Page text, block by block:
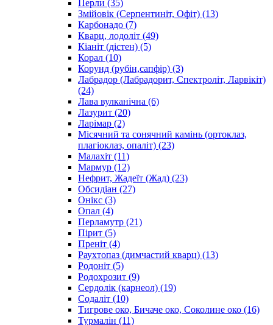
Перли (35)
Змійовік (Серпентиніт, Офіт) (13)
Карбонадо (7)
Кварц, лодоліт (49)
Кіаніт (дістен) (5)
Корал (10)
Корунд (рубін,сапфір) (3)
Лабрадор (Лабрадорит, Спектроліт, Ларвікіт)
(24)
Лава вулканічна (6)
Лазурит (20)
Ларімар (2)
Місячний та сонячний камінь (ортоклаз,
плагіоклаз, опаліт) (23)
Малахіт (11)
Мармур (12)
Нефрит, Жадеїт (Жад) (23)
Обсидіан (27)
Онікс (3)
Опал (4)
Перламутр (21)
Пірит (5)
Преніт (4)
Раухтопаз (димчастий кварц) (13)
Родоніт (5)
Родохрозит (9)
Сердолік (карнеол) (19)
Содаліт (10)
Тигрове око, Бичаче око, Соколине око (16)
Турмалін (11)